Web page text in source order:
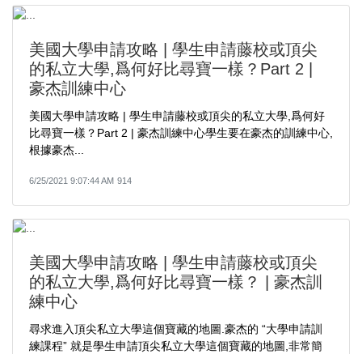
美國大學申請攻略 | 學生申請藤校或頂尖
的私立大學,爲何好比尋寶一樣？Part 2 |
豪杰訓練中心
美國大學申請攻略 | 學生申請藤校或頂尖的私立大學,爲何好
比尋寶一樣？Part 2 | 豪杰訓練中心學生要在豪杰的訓練中心,
根據豪杰...
6/25/2021 9:07:44 AM 914
美國大學申請攻略 | 學生申請藤校或頂尖
的私立大學,爲何好比尋寶一樣？ | 豪杰訓
練中心
尋求進入頂尖私立大學這個寶藏的地圖.豪杰的 “大學申請訓
練課程” 就是學生申請頂尖私立大學這個寶藏的地圖,非常簡